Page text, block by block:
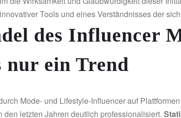
Tools und eines Verständnisses der
des Influencer
nur ein Trend
Mode- und Lifestyle-Influencer auf
den letzten Jahren deutlich professionalisiert.